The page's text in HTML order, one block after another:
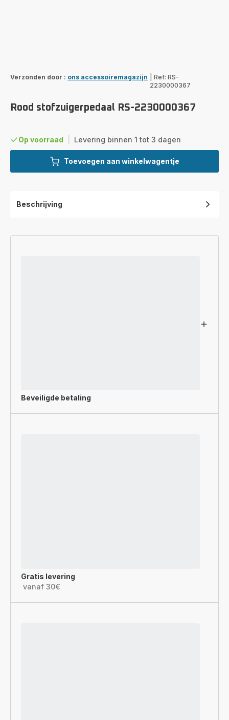
Verzonden door : ons accessoiremagazijn
Ref: RS-
2230000367
Rood stofzuigerpedaal RS-2230000367
Op voorraad Levering binnen 1 tot 3 dagen
Toevoegen aan winkelwagentje
Beschrijving
Beveiligde betaling
Gratis levering
vanaf 30€